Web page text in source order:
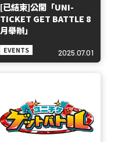
[已結束]公開「UNI-
TICKET GET BATTLE 8
月舉辦」
EVENTS 2025.07.01